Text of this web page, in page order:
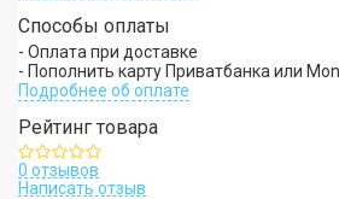
Способы оплаты
- Оплата при доставке
- Пополнить карту Приватбанка или
Подробнее об оплате
Рейтинг товара
0 отзывов
Написать отзыв